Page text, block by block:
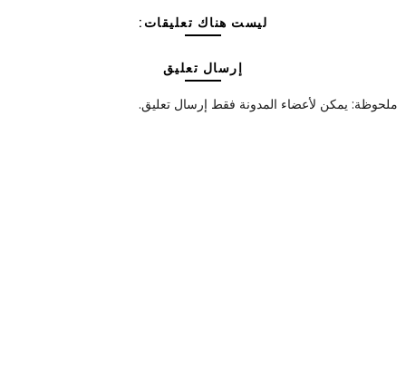
ليست هناك تعليقات:
إرسال تعليق
ملحوظة: يمكن لأعضاء المدونة فقط إرسال تعليق.